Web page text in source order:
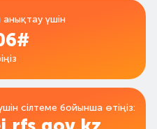
үшін
сілтеме бойынша өтіңіз: